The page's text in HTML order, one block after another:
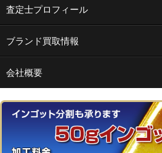
査定士プロフィール
ブランド買取情報
会社概要